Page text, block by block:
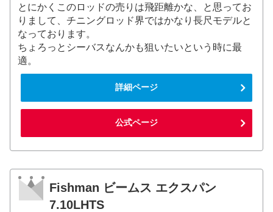
とにかくこのロッドの売りは飛距離かな、と思ってお
りまして、チニングロッド界ではかなり長尺モデルと
なっております。
ちょろっとシーバスなんかも狙いたいという時に最
適。
詳細ページ
公式ページ
Fishman ビームス エクスパン
7.10LHTS